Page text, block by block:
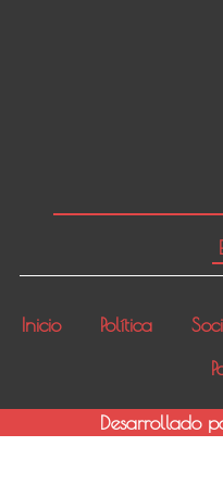
Inicio Política
Desarrollado